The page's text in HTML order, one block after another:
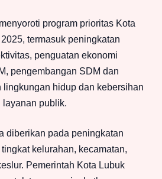
program prioritas Kota
termasuk peningkatan
penguatan ekonomi
pengembangan SDM dan
lingkungan hidup dan kebersihan
layanan publik.
diberikan pada peningkatan
kelurahan, kecamatan,
Pemerintah Kota Lubuk